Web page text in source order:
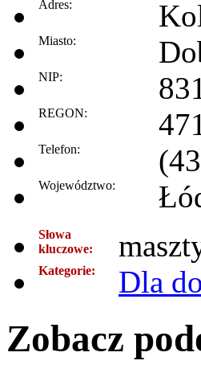
Adres:
Miasto:
NIP:
REGON:
Telefon:
Województwo:
Słowa
kluczowe:
Kategorie: Dla
Zobacz